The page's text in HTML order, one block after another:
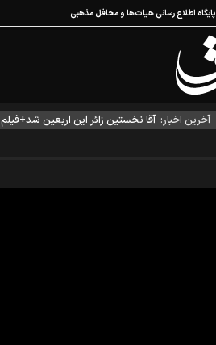
پایگاه اطلاع رسانی هیات‌ها و محافل مذهبی
آخرین اخبار: آقا نخستین زائر این اربعین شد+فیلم